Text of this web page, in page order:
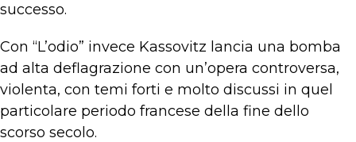
successo.
Con “L’odio” invece Kassovitz lancia una bomba
ad alta deflagrazione con un’opera controversa,
violenta, con temi forti e molto discussi in quel
particolare periodo francese della fine dello
scorso secolo.